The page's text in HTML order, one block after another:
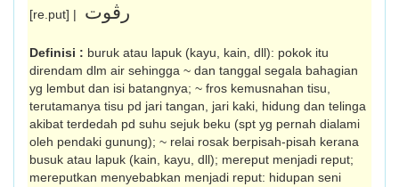
[re.put] | رڤوت
Definisi : buruk atau lapuk (kayu, kain, dll): pokok itu
direndam dlm air sehingga ~ dan tang­gal segala bahagian
yg lembut dan isi batang­nya; ~ fros kemusnahan tisu,
terutamanya tisu pd jari tangan, jari kaki, hidung dan telinga
akibat terdedah pd suhu sejuk beku (spt yg pernah dialami
oleh pendaki gunung); ~ relai rosak berpisah-pisah kerana
busuk atau lapuk (kain, kayu, dll); mereput menjadi reput;
mereputkan menyebabkan menjadi reput: hidupan seni